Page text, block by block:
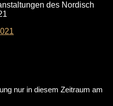
des Nordisch
nur in diesem Zeitraum am